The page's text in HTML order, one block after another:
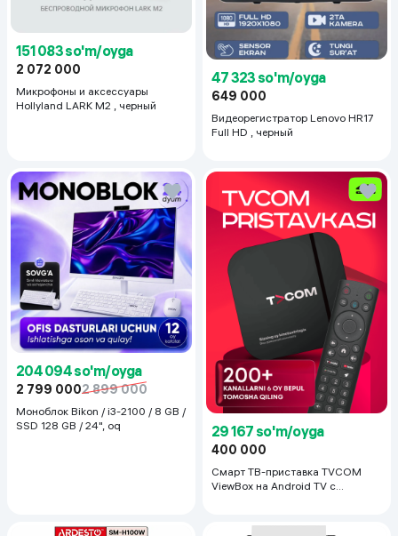
151 083 so'm/oyga
2 072 000
Микрофоны и аксессуары
Hollyland LARK M2 , черный
47 323 so'm/oyga
649 000
Видеорегистратор Lenovo HR17
Full HD , черный
204 094 so'm/oyga
2 799 0002 899 000
Моноблок Bikon / i3-2100 / 8 GB /
SSD 128 GB / 24", oq
29 167 so'm/oyga
400 000
Смарт ТВ-приставка TVCOM
ViewBox на Android TV с